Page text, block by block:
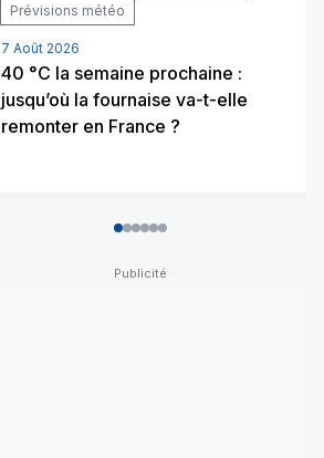
Prévisions météo
7 Août 2026
40 °C la semaine prochaine :
jusqu’où la fournaise va-t-elle
remonter en France ?
012345